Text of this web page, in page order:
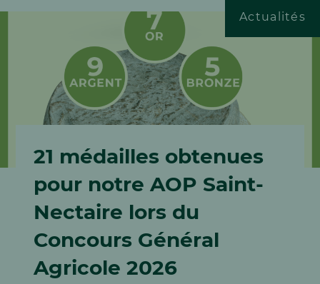
ESPACE DOCUMENTAIRE
ESPACE PRO
Jobs & Carrière
Actualités
21 médailles obtenues
pour notre AOP Saint-
Nectaire lors du
Concours Général
Agricole 2026